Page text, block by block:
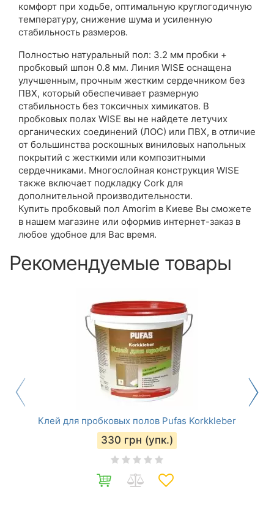
комфорт при ходьбе, оптимальную круглогодичную
температуру, снижение шума и усиленную
стабильность размеров.
Полностью натуральный пол: 3.2 мм пробки +
пробковый шпон 0.8 мм. Линия WISE оснащена
улучшенным, прочным жестким сердечником без
ПВХ, который обеспечивает размерную
стабильность без токсичных химикатов. В
пробковых полах WISE вы не найдете летучих
органических соединений (ЛОС) или ПВХ, в отличие
от большинства роскошных виниловых напольных
покрытий с жесткими или композитными
сердечниками. Многослойная конструкция WISE
также включает подкладку Cork для
дополнительной производительности.
Купить пробковый пол Amorim в Киеве Вы сможете
в нашем магазине или оформив интернет-заказ в
любое удобное для Вас время.
Рекомендуемые товары
Клей для пробковых полов Pufas Korkkleber
330 грн (упк.)